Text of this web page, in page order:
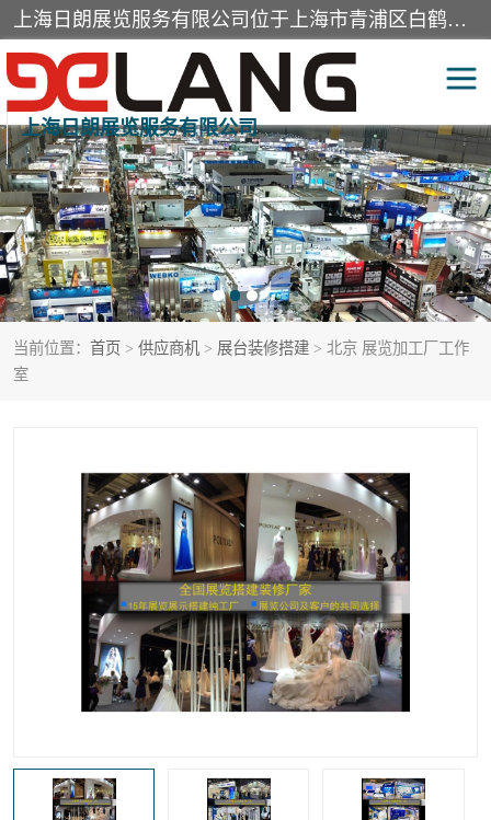
上海日朗展览服务有限公司位于上海市青浦区白鹤镇，营业范围有展览展示会务服务，室内装饰设计及施工，展示道具设计制作，舞台设计，图文设计，灯箱制作，园林绿化工程，广告装潢材料，建筑材料，办公用品，工艺礼品日用百货销售。
上海日朗展览服务有限公司
当前位置： 首页 > 供应商机 > 展台装修搭建 > 北京 展览加工厂工作
室
展台装修搭建 活动会议执行
展厅装修 专柜制作
展会装修设计 展会搭建
活动策划 展会服务